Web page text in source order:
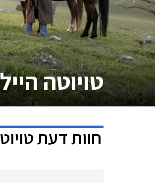
טויוטה
חוות דעת